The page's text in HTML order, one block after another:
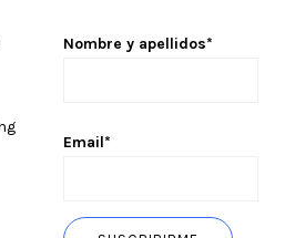
Nombre y apellidos*
Email*